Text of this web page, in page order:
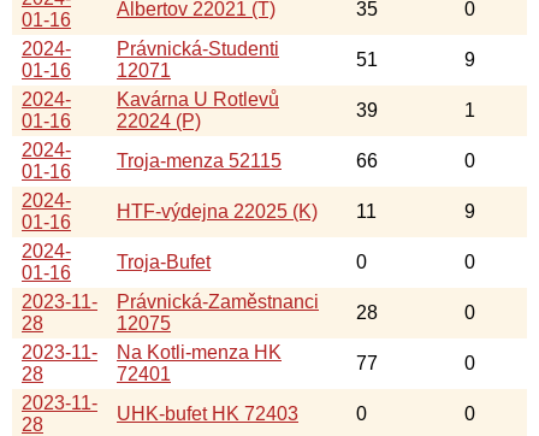
01-16
Albertov 22021 (T) 35
0
2024-
01-16
Právnická-Studenti
12071
51
9
2024-
01-16
Kavárna U Rotlevů
22024 (P)
39
1
2024-
01-16
Troja-menza 52115 66
0
2024-
01-16
HTF-výdejna 22025 (K) 11
9
2024-
01-16
Troja-Bufet 0
0
2023-11-
28
Právnická-Zaměstnanci
12075
28
0
2023-11-
28
Na Kotli-menza HK
72401
77
0
2023-11-
28
UHK-bufet HK 72403 0
0